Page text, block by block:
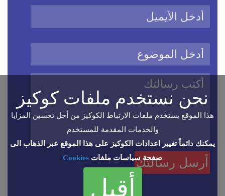
نحن نستخدم ملفات كوكيز
هذا الموقع يستخدم ملفات الارتباط الكوكيز من أجل تحسين المزايا
والخدمات المقدمة للمستخدم
يمكنك دائماً تغيير اعدادات الكوكيز على هذا الموقع عبر الذهاب الى
صفحة سياسات ملفات Cookies
أقبل